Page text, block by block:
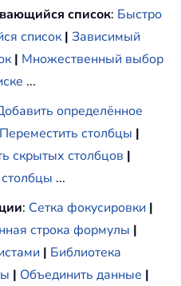
.ColorIndex =
Range("A3").Offset(x
. Weight
xlThick
With
("A3"). Offset( x
:=xlThick
( 2, 8).EntireRow
gridlines.
.DisplayGridlines
список: Быстро
список | Зависимый
| Множественный выбор
...
определённое
Переместить столбцы |
скрытых столбцов |
...
: Сетка фокусировки |
строка формулы |
| Библиотека
| Объединить данные |